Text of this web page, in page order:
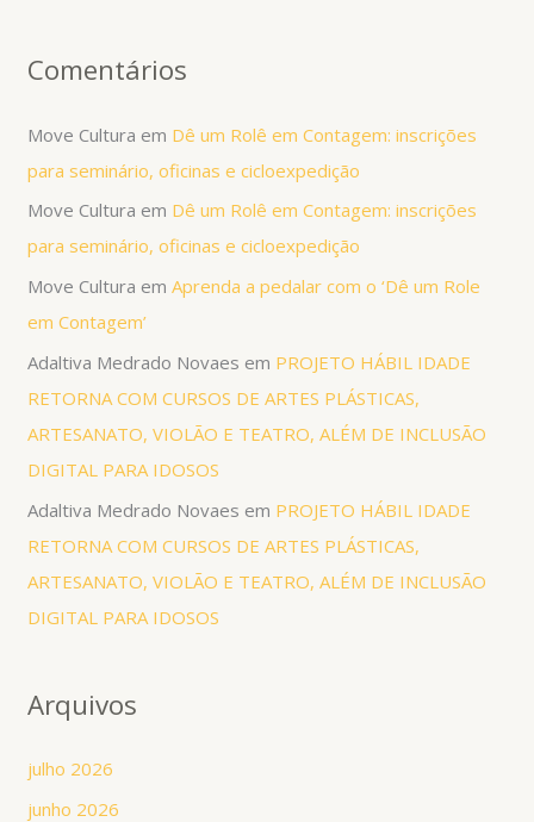
Comentários
Move Cultura em Dê um Rolê em Contagem: inscrições
para seminário, oficinas e cicloexpedição
Move Cultura em Dê um Rolê em Contagem: inscrições
para seminário, oficinas e cicloexpedição
Move Cultura emAprenda a pedalar com o ‘Dê um Role
em Contagem’
Adaltiva Medrado Novaes em PROJETO HÁBIL IDADE
RETORNA COM CURSOS DE ARTES PLÁSTICAS,
ARTESANATO, VIOLÃO E TEATRO, ALÉM DE INCLUSÃO
DIGITAL PARA IDOSOS
Adaltiva Medrado Novaes em PROJETO HÁBIL IDADE
RETORNA COM CURSOS DE ARTES PLÁSTICAS,
ARTESANATO, VIOLÃO E TEATRO, ALÉM DE INCLUSÃO
DIGITAL PARA IDOSOS
Arquivos
julho 2026
junho 2026